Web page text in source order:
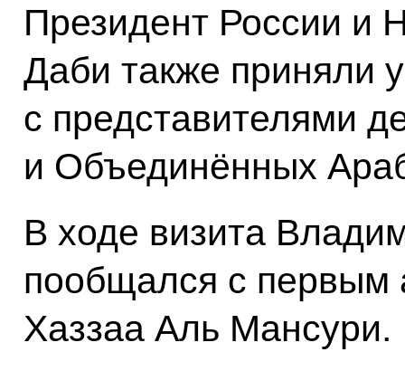
Президент России и
Даби также приняли
с представителями
и Объединённых
В ходе визита
пообщался с первым
Хаззаа Аль Мансури.